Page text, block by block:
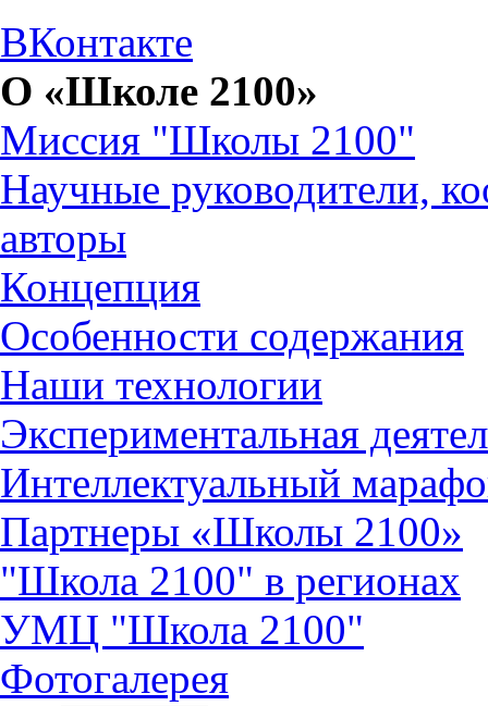
ВКонтакте
О «Школе 2100»
Миссия "Школы 2100"
Научные руководители,
авторы
Концепция
Особенности содержания
Наши технологии
Экспериментальная
Интеллектуальный
Партнеры «Школы 2100»
"Школа 2100" в регионах
УМЦ "Школа 2100"
Фотогалерея